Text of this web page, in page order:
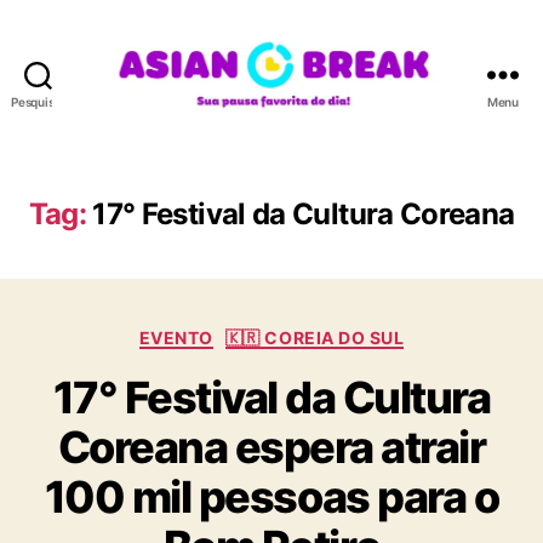
Pesquisar
A
N
R
A
Menu
Tag: 17° Festival da Cultura Coreana
C
t
e
g
o
r
i
EVENTO 🇰🇷 COREIA DO SUL
17° Festival da Cultura
Coreana espera atrair
100 mil pessoas para o